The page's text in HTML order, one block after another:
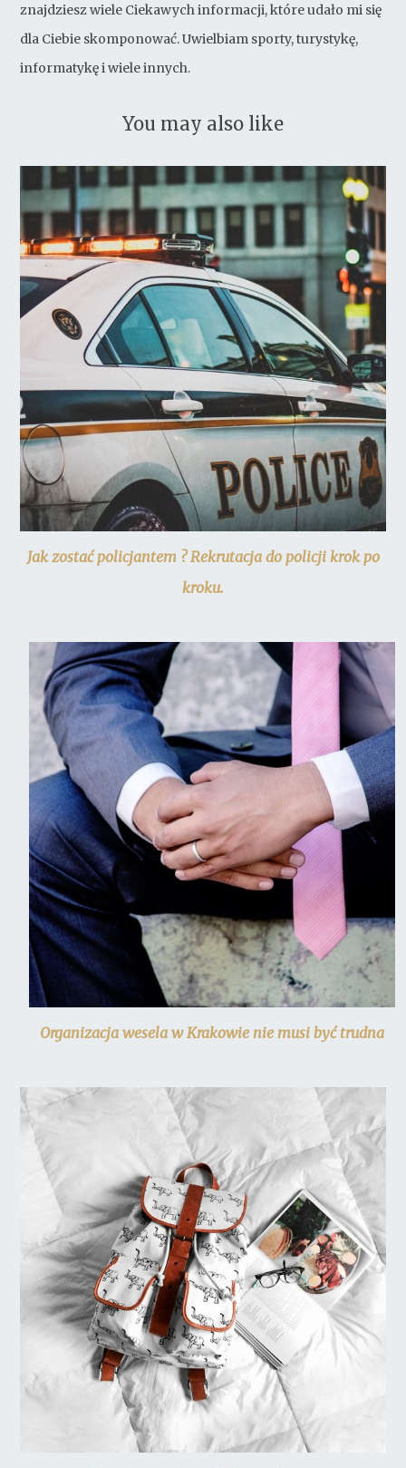
znajdziesz wiele Ciekawych informacji, które udało mi się
dla Ciebie skomponować. Uwielbiam sporty, turystykę,
informatykę i wiele innych.
You may also like
Jak zostać policjantem ? Rekrutacja do policji krok po
kroku.
Organizacja wesela w Krakowie nie musi być trudna